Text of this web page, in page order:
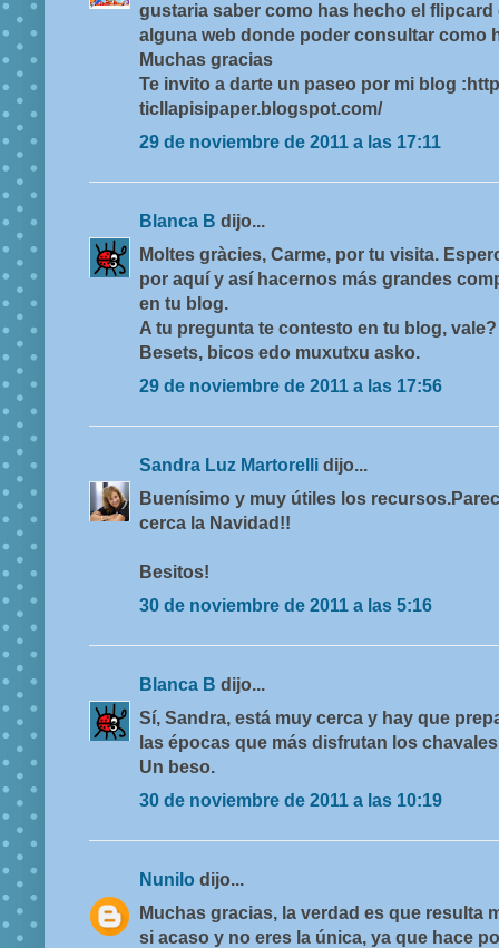
gustaria saber como has hecho el
alguna web donde poder consultar como
Muchas gracias
Te invito a darte un paseo por mi blog
ticllapisipaper.blogspot.com/
29 de noviembre de 2011 a las 17:11
Blanca B dijo...
Moltes gràcies, Carme, por tu visita.
por aquí y así hacernos más grandes
en tu blog.
A tu pregunta te contesto en tu blog, vale?
Besets, bicos edo muxutxu asko.
29 de noviembre de 2011 a las 17:56
Sandra Luz Martorelli dijo...
Buenísimo y muy útiles los
cerca la Navidad!!
Besitos!
30 de noviembre de 2011 a las 5:16
Blanca B dijo...
Sí, Sandra, está muy cerca y hay que
las épocas que más disfrutan los
Un beso.
30 de noviembre de 2011 a las 10:19
Nunilo dijo...
Muchas gracias, la verdad es que resulta
si acaso y no eres la única, ya que hace